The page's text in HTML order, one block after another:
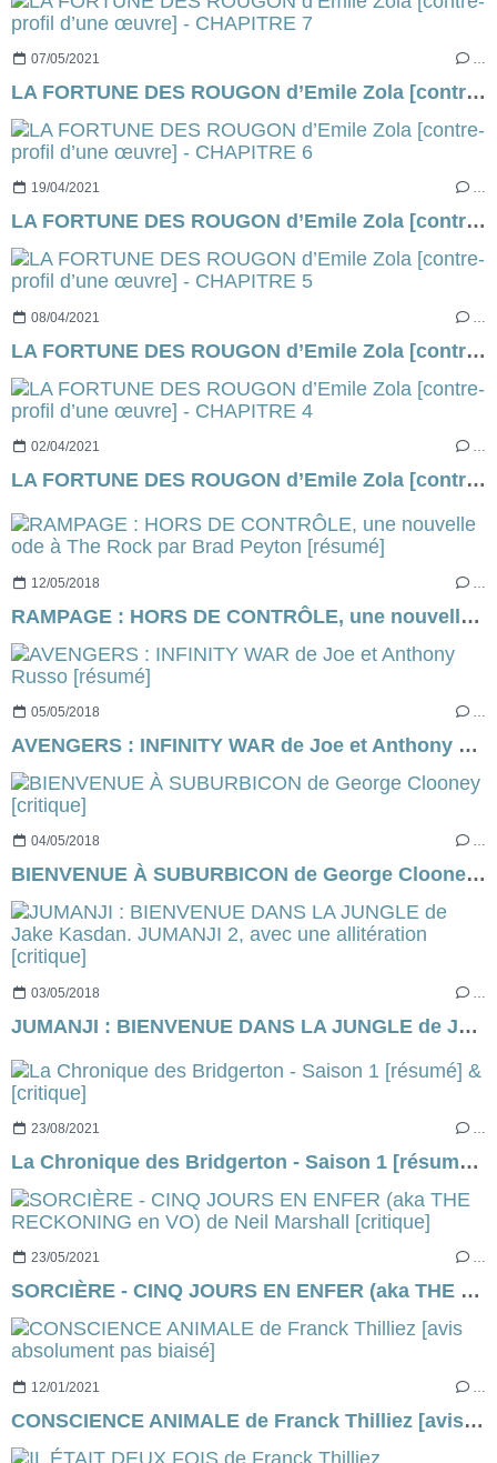
07/05/2021 …
LA FORTUNE DES ROUGON d’Emile Zola [contre-profil d’une œuvre] - CHAPITRE 7
19/04/2021 …
LA FORTUNE DES ROUGON d’Emile Zola [contre-profil d’une œuvre] - CHAPITRE 6
08/04/2021 …
LA FORTUNE DES ROUGON d’Emile Zola [contre-profil d’une œuvre] - CHAPITRE 5
02/04/2021 …
LA FORTUNE DES ROUGON d’Emile Zola [contre-profil d’une œuvre] - CHAPITRE 4
12/05/2018
RAMPAGE : HORS DE CONTRÔLE, une nouvelle ode à The Rock par Brad Peyton [résumé]
05/05/2018 …
AVENGERS : INFINITY WAR de Joe et Anthony Russo [résumé]
04/05/2018 …
BIENVENUE À SUBURBICON de George Clooney [critique]
03/05/2018
JUMANJI : BIENVENUE DANS LA JUNGLE de Jake Kasdan. JUMANJI 2, avec une allitération [critique]
23/08/2021 …
La Chronique des Bridgerton - Saison 1 [résumé] & [critique]
23/05/2021 …
SORCIÈRE - CINQ JOURS EN ENFER (aka THE RECKONING en VO) de Neil Marshall [critique]
12/01/2021 …
CONSCIENCE ANIMALE de Franck Thilliez [avis absolument pas biaisé]